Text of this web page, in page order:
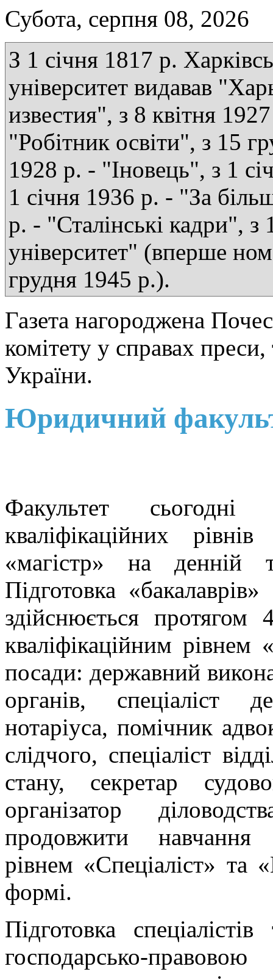
Субота, серпня 08, 2026
З 1 січня 1817 р.
університет видавав
известия", з 8 квітня
"Робітник освіти", з 15
1928 р. - "Іновець", з 1
1 січня 1936 р. - "За
р. - "Сталінські кадри",
університет" (вперше
грудня 1945 р.).
Газета нагороджена
комітету у справах
України.
Юридичний
Факультет сьогодні
кваліфікаційних
«магістр» на денній
Підготовка
здійснюється протягом
кваліфікаційним рівнем
посади: державний
органів, спеціаліст
нотаріуса, помічник
слідчого, спеціаліст
стану, секретар
організатор
продовжити навчання
рівнем «Спеціаліст» та
формі.
Підготовка
господарсько-